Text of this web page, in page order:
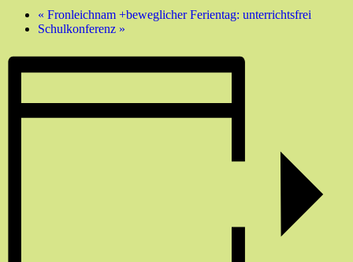
« Fronleichnam +beweglicher Ferientag: unterrichtsfrei
Schulkonferenz »